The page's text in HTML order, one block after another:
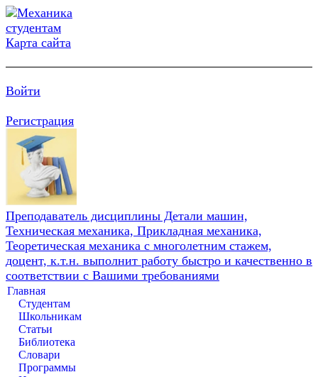
Карта сайта
Войти
Регистрация
Преподаватель дисциплины Детали машин,
Техническая механика, Прикладная механика,
Теоретическая механика с многолетним стажем,
доцент, к.т.н. выполнит работу быстро и качественно в
соответствии с Вашими требованиями
Главная
Студентам
Школьникам
Статьи
Библиотека
Словари
Программы